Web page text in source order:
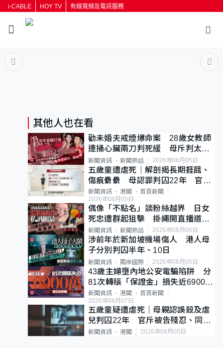
i-CABLE HOY TV 有線寬頻及電訊服務
其他人也在看
勸未婚夫戒煙爆命案 28歲女教師
連捅心臟兩刀判死緩 母斥判太重
已上訴
新聞資訊 新聞熱話 2026年08月05日
五歲童遭虐死｜解剖揭長期捱餓、
傷痕纍纍 母認罪判囚22年 官斥
冷血：同類案最惡劣
新聞資訊 港聞
首頁新聞
2026年08月05日
偶像「不點名」談粉絲越界 日女
死忠遭群起狙擊 掛繩開直播道歉
後輕生
新聞資訊 新聞熱話 2026年08月06日
涉前年於新加坡機場傷人 港人母
子分別判囚半年、10日
新聞資訊 兩岸國際 2026年08月05日
43歲主婦墮內地公安電騙陷阱 分
81次轉賬「保證金」損失近6900萬
元
新聞資訊 港聞
首頁新聞
2026年08月07日
五歲童疑遭虐死｜母親認誤殺及虐
兒判囚22年 官斥被告殘忍、同類
案最惡劣
新聞資訊 港聞 2026年08月05日